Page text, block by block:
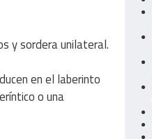
y sordera unilateral.
en el laberinto
o una